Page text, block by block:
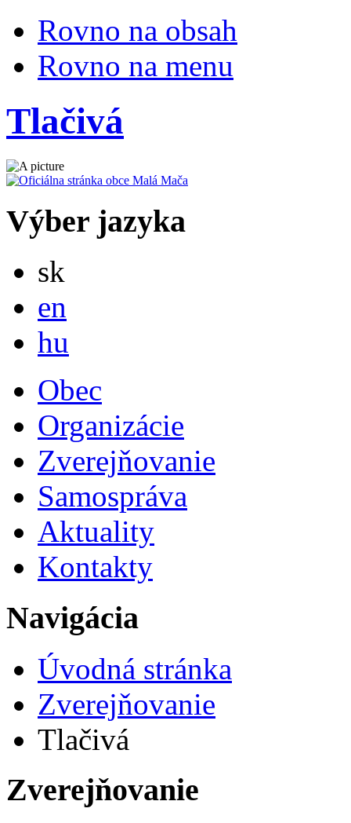
Rovno na obsah
Rovno na menu
Tlačivá
Výber jazyka
sk
en
hu
Obec
Organizácie
Zverejňovanie
Samospráva
Aktuality
Kontakty
Navigácia
Úvodná stránka
Zverejňovanie
Tlačivá
Zverejňovanie